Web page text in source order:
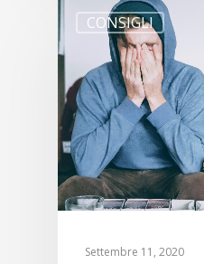
CONSIGLI
Settembre 11, 2020